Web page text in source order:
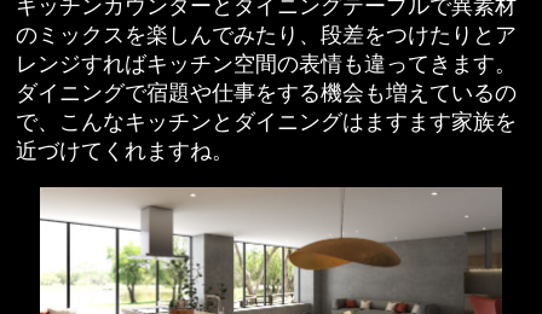
キッチンカウンターとダイニングテーブルで異素材
のミックスを楽しんでみたり、段差をつけたりとア
レンジすればキッチン空間の表情も違ってきます。
ダイニングで宿題や仕事をする機会も増えているの
で、こんなキッチンとダイニングはますます家族を
近づけてくれますね。